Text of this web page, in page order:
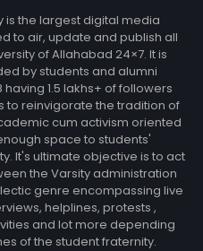
is the largest digital media
to air, update and publish all
of Allahabad 24×7. It is
by students and alumni
1.5 lakhs+ of followers
reinvigorate the tradition of
cum activism oriented
space to students'
It's ultimate objective is to act
the Varsity administration
genre encompassing live
helplines, protests ,
and lot more depending
of the student fraternity.